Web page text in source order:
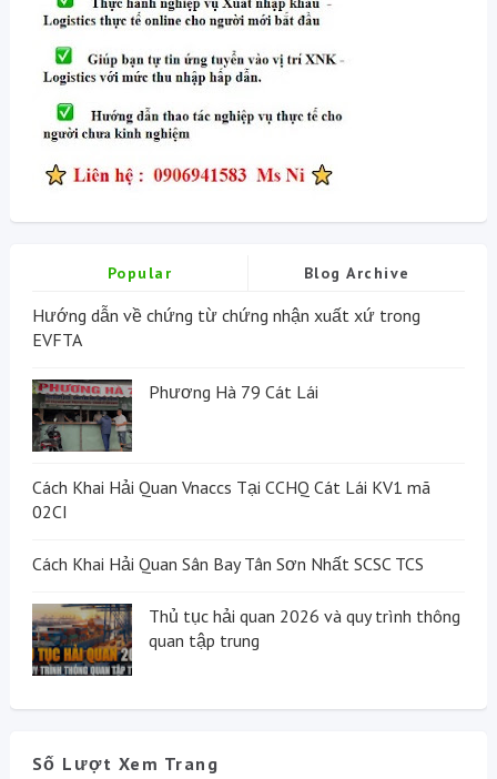
Popular Blog Archive
Hướng dẫn về chứng từ chứng nhận xuất xứ trong
EVFTA
Phương Hà 79 Cát Lái
Cách Khai Hải Quan Vnaccs Tại CCHQ Cát Lái KV1 mã
02CI
Cách Khai Hải Quan Sân Bay Tân Sơn Nhất SCSC TCS
Thủ tục hải quan 2026 và quy trình thông
quan tập trung
Số Lượt Xem Trang